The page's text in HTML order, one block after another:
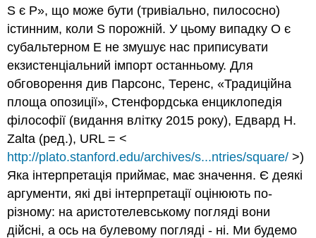
S є P», що може бути (тривіально, пилососно)
істинним, коли S порожній. У цьому випадку O є
субальтерном E не змушує нас приписувати
екзистенціальний імпорт останньому. Для
обговорення див Парсонс, Теренс, «Традиційна
площа опозиції», Стенфордська енциклопедія
філософії (видання влітку 2015 року), Едвард Н.
Zalta (ред.), URL = <
http://plato.stanford.edu/archives/s...ntries/square/ >)
Яка інтерпретація приймає, має значення. Є деякі
аргументи, які дві інтерпретації оцінюють по-
різному: на аристотелевському погляді вони
дійсні, а ось на булевому погляді - ні. Ми будемо